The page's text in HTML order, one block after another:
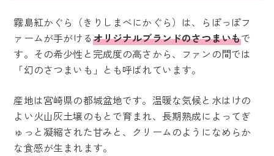
霧島紅かぐら（きりしまべにかぐら）は、らぽっぽフ
ァームが手がけるオリジナルブランドのさつまいもで
す。その希少性と完成度の高さから、ファンの間では
「幻のさつまいも」とも呼ばれています。
産地は宮崎県の都城盆地です。温暖な気候と水はけの
よい火山灰土壌のもとで育まれ、長期熟成によってぎ
ゅっと凝縮された甘みと、クリームのようになめらか
な食感が生まれます。